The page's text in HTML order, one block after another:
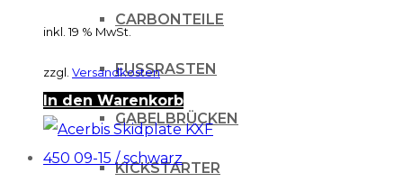
CARBONTEILE
FUSSRASTEN
GABELBRÜCKEN
KICKSTARTER
inkl. 19 % MwSt.
zzgl. Versandkosten
In den Warenkorb